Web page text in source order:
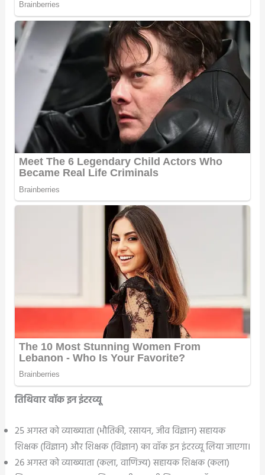
तिथिवार वॉक इन इंटरव्यू
25 अगस्त को व्याख्याता (भौतिकी, रसायन, जीव विज्ञान) सहायक
शिक्षक (विज्ञान) और शिक्षक (विज्ञान) का वॉक इन इंटरव्यू लिया जाएगा।
26 अगस्त को व्याख्याता (कला, वाणिज्य) सहायक शिक्षक (कला)